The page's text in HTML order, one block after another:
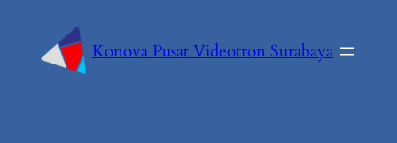
Konova Pusat Videotron Surabaya